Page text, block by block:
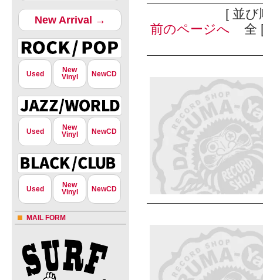
New Arrival →
Used
New
Vinyl
NewCD
Used
New
Vinyl
NewCD
Used
New
Vinyl
NewCD
MAIL FORM
[ 並
前のページへ 全